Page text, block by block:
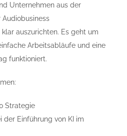
Unternehmen aus der
auszurichten. Es geht um
Arbeitsabläufe und eine
funktioniert.
Strategie
der Einführung von KI im